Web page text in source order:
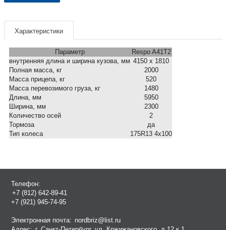
Характеристики
Параметр
Respo A41T2
внутренняя длина и ширина кузова, мм 4150 х 1810
Полная масса, кг
2000
Масса прицепа, кг
520
Масса перевозимого груза, кг
1480
Длина, мм
5950
Ширина, мм
2300
Количество осей
2
Тормоза
да
Тип колеса
175R13 4х100
Телефон:
+7 (812) 642-89-41
+7 (921) 945-74-95
Электронная почта: nordbriz@list.ru